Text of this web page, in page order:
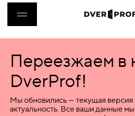
ДВЕРИ
ФУРНИТУРА
Переезжаем в
DverProf!
Мы обновились — текущая версия
актуальность. Все ваши данные